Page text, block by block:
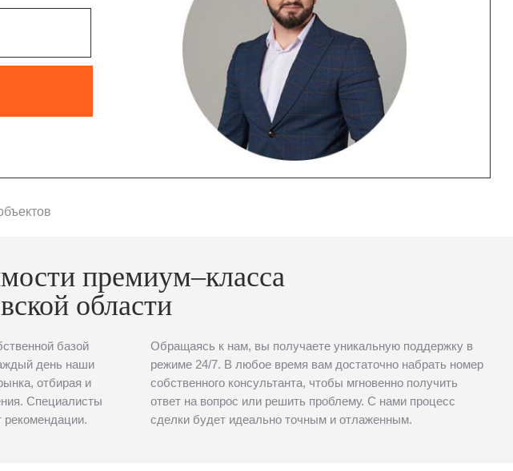
премиум–класса
области
базой
день наши
отбирая и
Специалисты
рекомендации.
Обращаясь к нам, вы получаете уникальную поддержку в
режиме 24/7. В любое время вам достаточно набрать номер
собственного консультанта, чтобы мгновенно получить
ответ на вопрос или решить проблему. С нами процесс
сделки будет идеально точным и отлаженным.